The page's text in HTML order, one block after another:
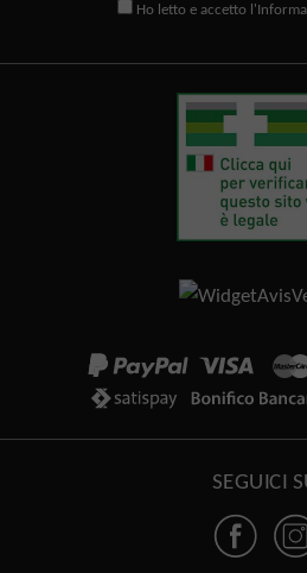
Ho letto e accetto l'
SEGUICI